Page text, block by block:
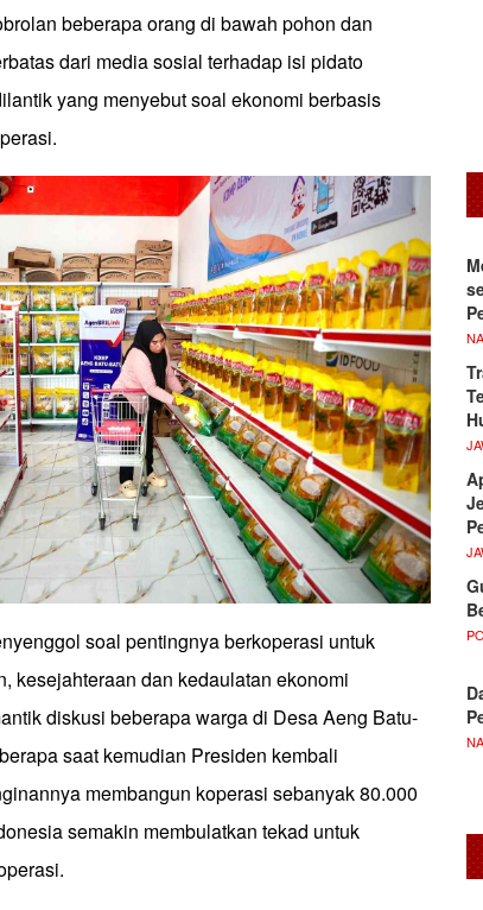
beberapa orang di bawah pohon dan
dari media sosial terhadap isi pidato
yang menyebut soal ekonomi berbasis
soal pentingnya berkoperasi untuk
kesejahteraan dan kedaulatan ekonomi
diskusi beberapa warga di Desa Aeng Batu-
saat kemudian Presiden kembali
membangun koperasi sebanyak 80.000
semakin membulatkan tekad untuk